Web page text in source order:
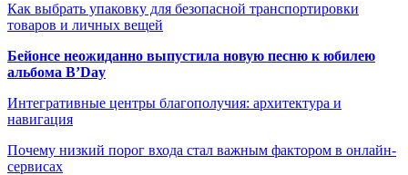
Как выбрать упаковку для безопасной транспортировки
товаров и личных вещей
Бейонсе неожиданно выпустила новую песню к юбилею
альбома B’Day
Интегративные центры благополучия: архитектура и
навигация
Почему низкий порог входа стал важным фактором в онлайн-
сервисах